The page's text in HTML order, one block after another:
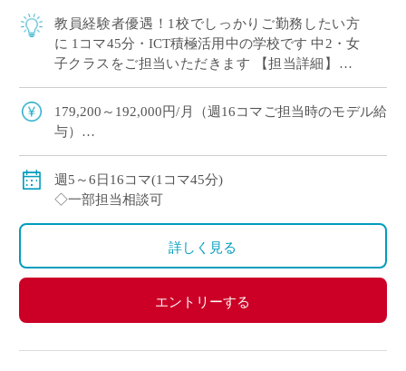
教員経験者優遇！1校でしっかりご勤務したい方
に 1コマ45分・ICT積極活用中の学校です 中2・女
子クラスをご担当いただきます 【担当詳細】中1
179,200～192,000円/月（週16コマご担当時のモデル給
与）
◇交通費別途支給
週5～6日16コマ(1コマ45分)
◇一部担当相談可
詳しく見る
エントリーする